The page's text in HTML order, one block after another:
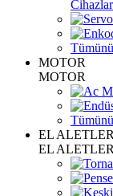
MOTOR
MOTOR
EL
EL